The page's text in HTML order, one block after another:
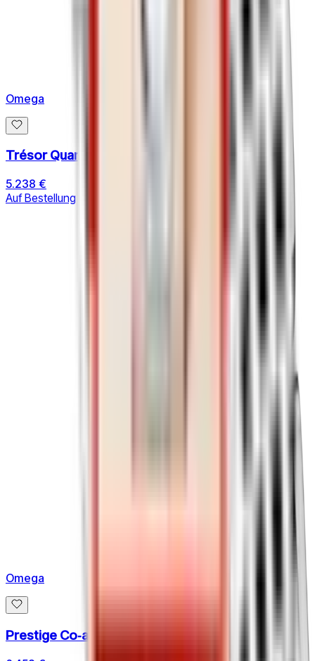
Omega
Trésor Quartz 36 MM
5.238 €
Auf Bestellung
Omega
Prestige Co‑axial Chronometer 39,5 MM